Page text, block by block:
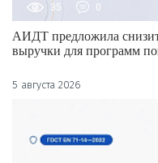
35 0
АИДТ предложила
выручки для программ
5 августа 2026